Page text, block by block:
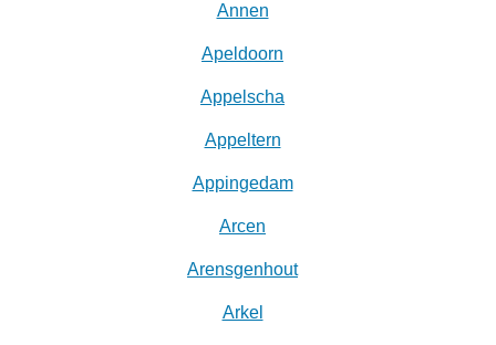
Annen
Apeldoorn
Appelscha
Appeltern
Appingedam
Arcen
Arensgenhout
Arkel